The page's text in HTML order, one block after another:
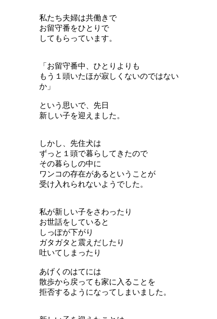
私たち夫婦は共働きで
お留守番をひとりで
してもらっています。
「お留守番中、ひとりよりも
もう１頭いたほが寂しくないのではない
か」
という思いで、先日
新しい子を迎えました。
しかし、先住犬は
ずっと１頭で暮らしてきたので
その暮らしの中に
ワンコの存在があるということが
受け入れられないようでした。
私が新しい子をさわったり
お世話をしていると
しっぽが下がり
ガタガタと震えだしたり
吐いてしまったり
あげくのはてには
散歩から戻っても家に入ることを
拒否するようになってしまいました。